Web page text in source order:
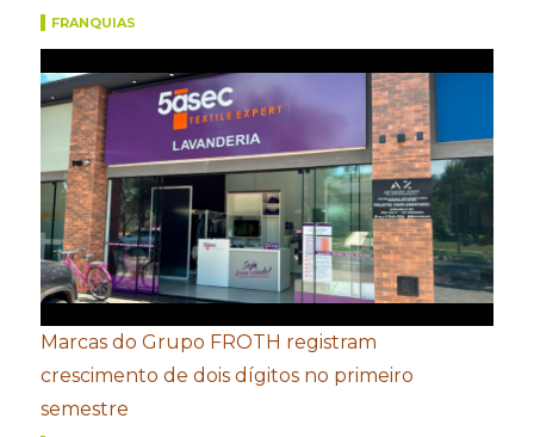
FRANQUIAS
Marcas do Grupo FROTH registram
crescimento de dois dígitos no primeiro
semestre